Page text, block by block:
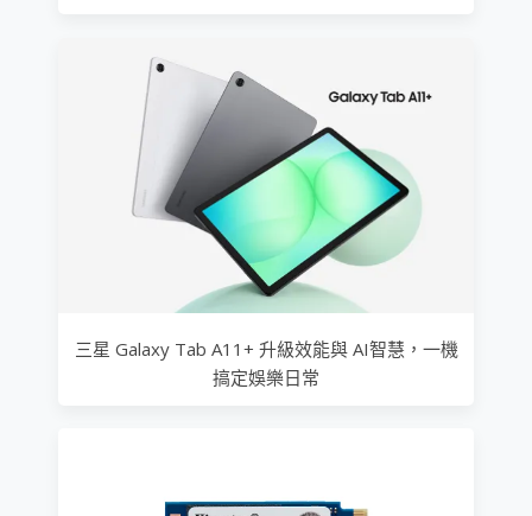
三星 Galaxy Tab A11+ 升級效能與 AI智慧，一機
搞定娛樂日常